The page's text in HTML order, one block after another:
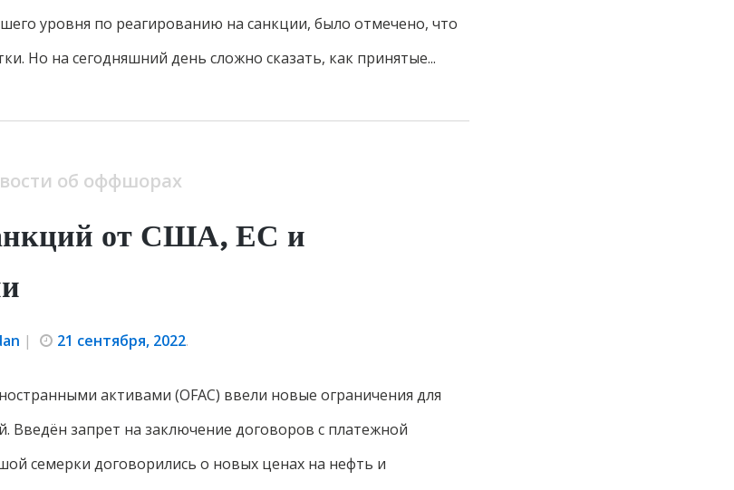
уровня по реагированию на санкции, было отмечено, что
Но на сегодняшний день сложно сказать, как принятые...
об оффшорах
от США, ЕС и
| 21 сентября, 2022.
активами (OFAC) ввели новые ограничения для
Введён запрет на заключение договоров с платежной
семерки договорились о новых ценах на нефть и